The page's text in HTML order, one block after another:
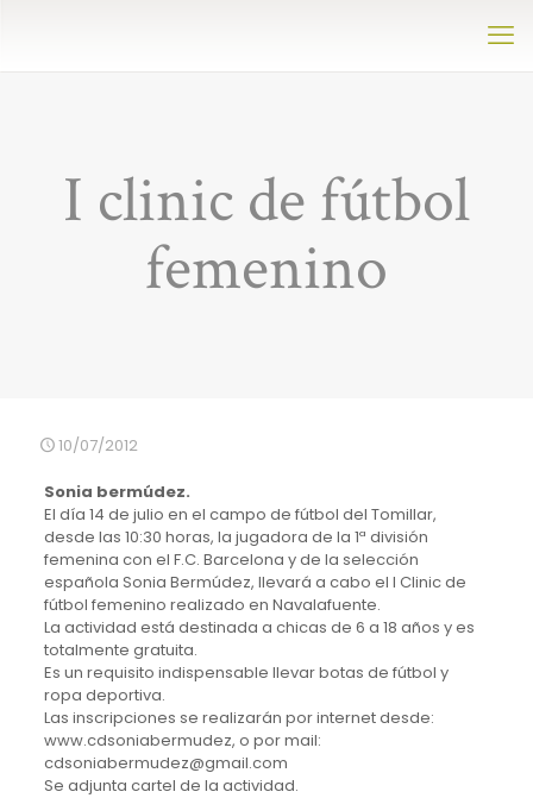
I clinic de fútbol
femenino
10/07/2012
Sonia bermúdez.
El día 14 de julio en el campo de fútbol del Tomillar,
desde las 10:30 horas, la jugadora de la 1ª división
femenina con el F.C. Barcelona y de la selección
española Sonia Bermúdez, llevará a cabo el I Clinic de
fútbol femenino realizado en Navalafuente.
La actividad está destinada a chicas de 6 a 18 años y es
totalmente gratuita.
Es un requisito indispensable llevar botas de fútbol y
ropa deportiva.
Las inscripciones se realizarán por internet desde:
www.cdsoniabermudez, o por mail:
cdsoniabermudez@gmail.com
Se adjunta cartel de la actividad.